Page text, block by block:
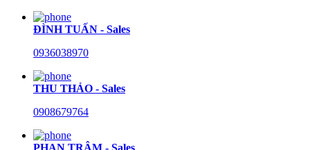
ĐÌNH TUẤN - Sales
0936038970
THU THẢO - Sales
0908679764
PHAN TRÂM - Sales